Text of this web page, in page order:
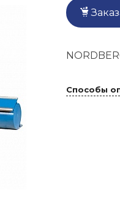
Способы